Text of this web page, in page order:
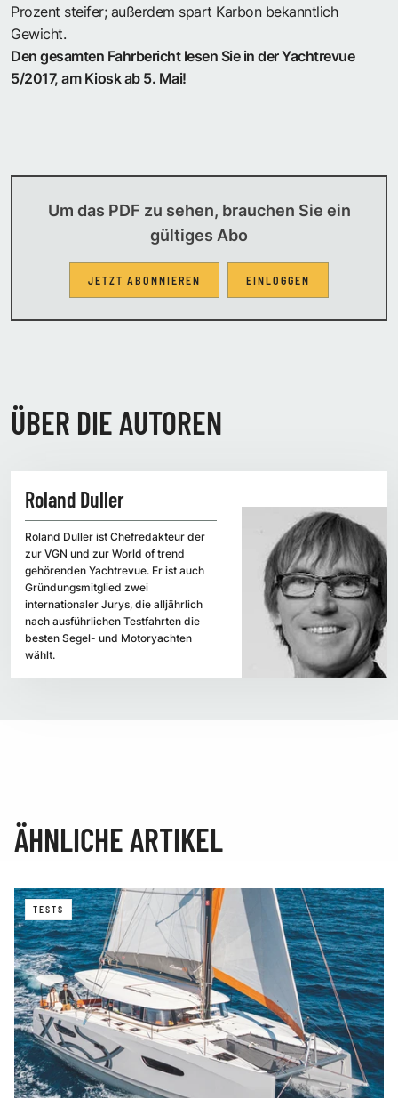
Prozent steifer; außerdem spart Karbon bekanntlich
Gewicht.
Den gesamten Fahrbericht lesen Sie in der Yachtrevue
5/2017, am Kiosk ab 5. Mai!
Um das PDF zu sehen, brauchen Sie ein
gültiges Abo
JETZT ABONNIEREN EINLOGGEN
ÜBER DIE AUTOREN
Roland Duller
Roland Duller ist Chefredakteur der
zur VGN und zur World of trend
gehörenden Yachtrevue. Er ist auch
Gründungsmitglied zwei
internationaler Jurys, die alljährlich
nach ausführlichen Testfahrten die
besten Segel- und Motoryachten
wählt.
ÄHNLICHE ARTIKEL
TESTS